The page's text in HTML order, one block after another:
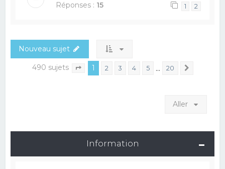
Réponses : 15 1 2
Nouveau sujet
490 sujets Page sur 20
1 2 3 4 5 … 20
Aller
Information